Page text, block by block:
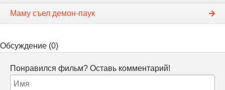
Маму съел демон-паук
Обсуждение (0)
Понравился фильм? Оставь комментарий!